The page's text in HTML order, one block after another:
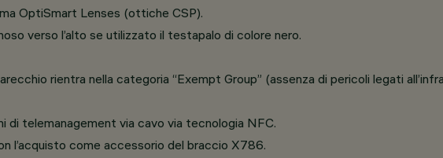
OptiSmart Lenses (ottiche CSP).
verso l’alto se utilizzato il testapalo di colore nero.
rientra nella categoria “Exempt Group” (assenza di pericoli legati
di telemanagement via cavo via tecnologia NFC.
l’acquisto come accessorio del braccio X786.